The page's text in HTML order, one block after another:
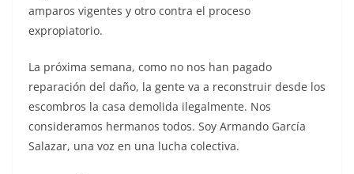
amparos vigentes y otro contra el proceso
expropiatorio.
La próxima semana, como no nos han pagado
reparación del daño, la gente va a reconstruir desde los
escombros la casa demolida ilegalmente. Nos
consideramos hermanos todos. Soy Armando García
Salazar, una voz en una lucha colectiva.